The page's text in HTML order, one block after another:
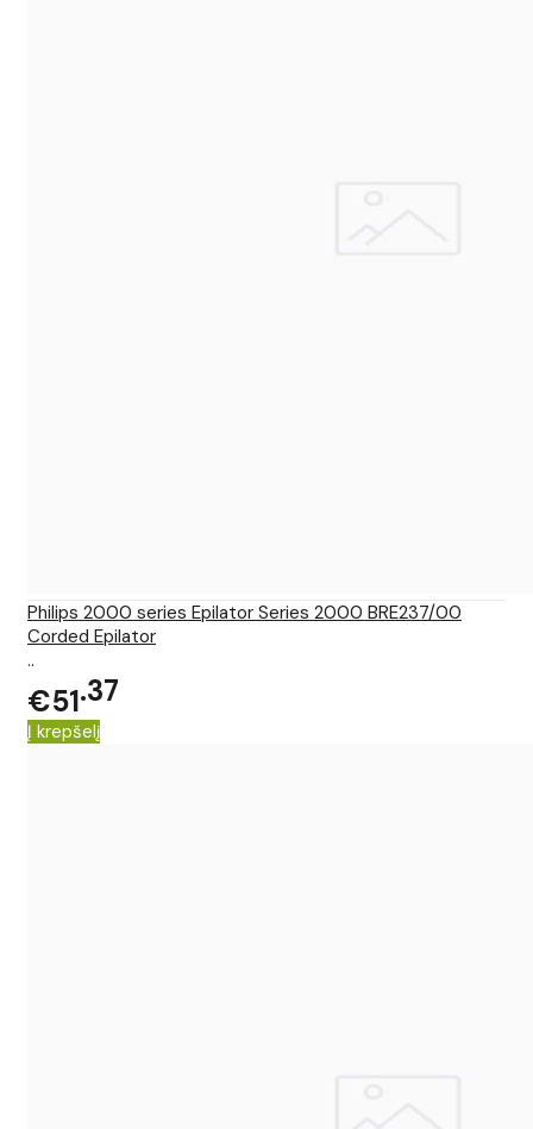
Philips 2000 series Epilator Series 2000 BRE237/00
Corded Epilator
..
€51 37
Į krepšelį